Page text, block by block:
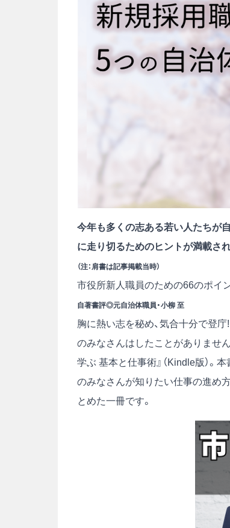
今年も多くの志ある若い人たちが
に走り切るためのヒントが満載さ
（注：肩書は記事掲載当時）
市役所新人職員のための66のポイ
自著書評◎元自治体職員・小柳 至
胸に熱い志を秘め、気合十分で登
のみなさんはしたことがありませ
学ぶ 基本と仕事術』（Kindle版）
のみなさんが知りたい仕事の進め
とめた一冊です。